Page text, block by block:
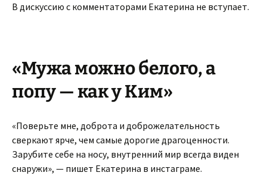
В дискуссию с комментаторами Екатерина не вступает.
«Мужа можно белого, а
попу — как у Ким»
«Поверьте мне, доброта и доброжелательность
сверкают ярче, чем самые дорогие драгоценности.
Зарубите себе на носу, внутренний мир всегда виден
снаружи», — пишет Екатерина в инстаграме.